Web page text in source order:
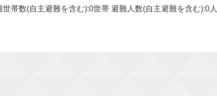
帯数(自主避難を含む):0世帯 避難人数(自主避難を含む):0人